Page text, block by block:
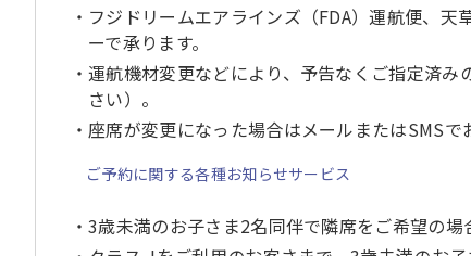
フジドリームエアラインズ（FDA）運航便、
ーで承ります。
運航機材変更などにより、予告なくご指定済
さい）。
座席が変更になった場合はメールまたはSMSで
ご予約に関する各種お知らせサービス
3歳未満のお子さま2名同伴で隣席をご希望の